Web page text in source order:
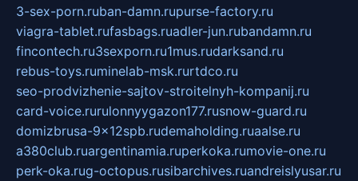
3-sex-porn.ruban-damn.rupurse-factory.ru
viagra-tablet.rufasbags.ruadler-jun.rubandamn.ru
fincontech.ru3sexporn.ru1mus.rudarksand.ru
rebus-toys.ruminelab-msk.rurtdco.ru
seo-prodvizhenie-sajtov-stroitelnyh-kompanij.ru
card-voice.rurulonnyygazon177.rusnow-guard.ru
domizbrusa-9x12spb.rudemaholding.ruaalse.ru
a380club.ruargentinamia.ruperkoka.rumovie-one.ru
perk-oka.rug-octopus.rusibarchives.ruandreislyusar.ru